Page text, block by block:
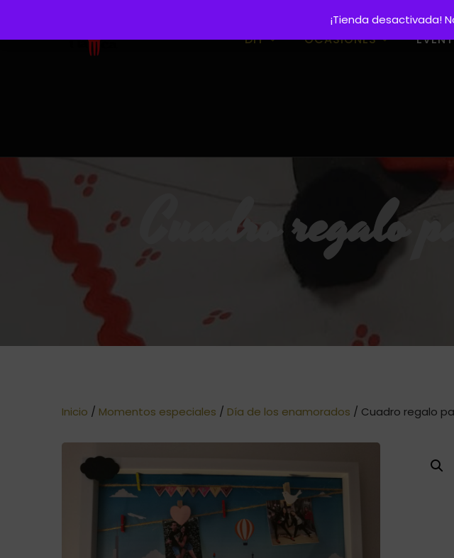
DIY OCASIONES
Cuadro regalo
Inicio / Momentos especiales / Día de los enamorados / Cuadro regalo
¡Tienda desactivada!